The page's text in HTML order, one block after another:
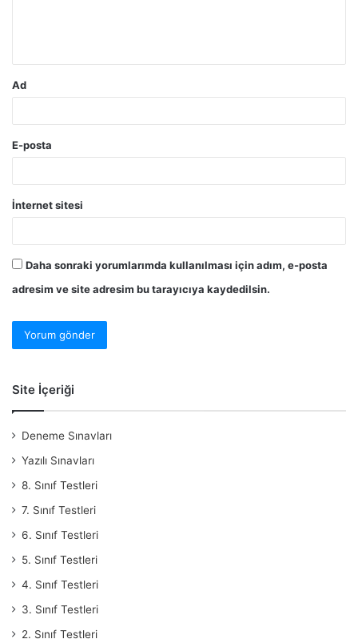
Ad
E-posta
İnternet sitesi
Daha sonraki yorumlarımda kullanılması için adım, e-posta
adresim ve site adresim bu tarayıcıya kaydedilsin.
Site İçeriği
Deneme Sınavları
Yazılı Sınavları
8. Sınıf Testleri
7. Sınıf Testleri
6. Sınıf Testleri
5. Sınıf Testleri
4. Sınıf Testleri
3. Sınıf Testleri
2. Sınıf Testleri